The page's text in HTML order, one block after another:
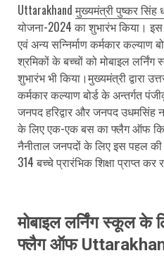
Uttarakhand मुख्यमंत्री पुष्कर सिंह
योजना-2024 का शुभारंभ किया।
एवं अन्य सन्निर्माण कर्मकार कल्याण
श्रमिकों के बच्चों को मोबाइल
शुभारंभ भी किया।मुख्यमंत्री द्वारा
कर्मकार कल्याण बोर्ड के अन्तर्गत
जनपद हरिद्वार और जनपद उधमसिंह
के लिए एक-एक बस का फ्लैग ऑफ
नैनीताल जनपदों के लिए इस पहल
314 बच्चे प्रारंभिक शिक्षा प्राप्त कर
मोबाइल लर्निंग स्कूल के
फ्लैग ऑफ